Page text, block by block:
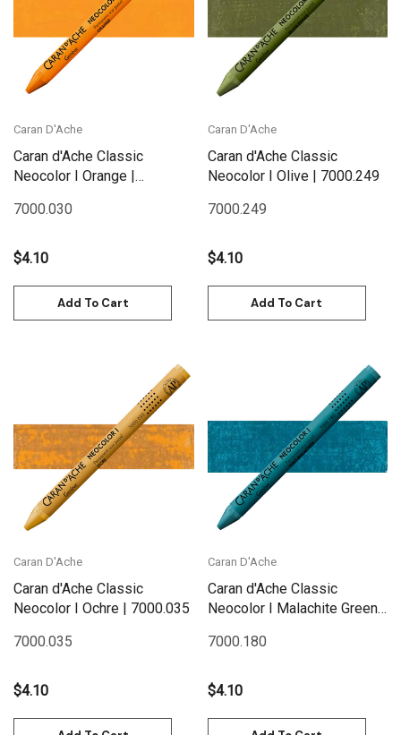
Caran D'Ache
Caran d'Ache Classic
Neocolor I Orange |
7000.030
$4.10
Add To Cart
Caran D'Ache
Caran d'Ache Classic
Neocolor I Olive | 7000.249
7000.249
$4.10
Add To Cart
Caran D'Ache
Caran d'Ache Classic
Neocolor I Ochre | 7000.035
7000.035
$4.10
Caran D'Ache
Caran d'Ache Classic
Neocolor I Malachite Green |
7000.180
$4.10